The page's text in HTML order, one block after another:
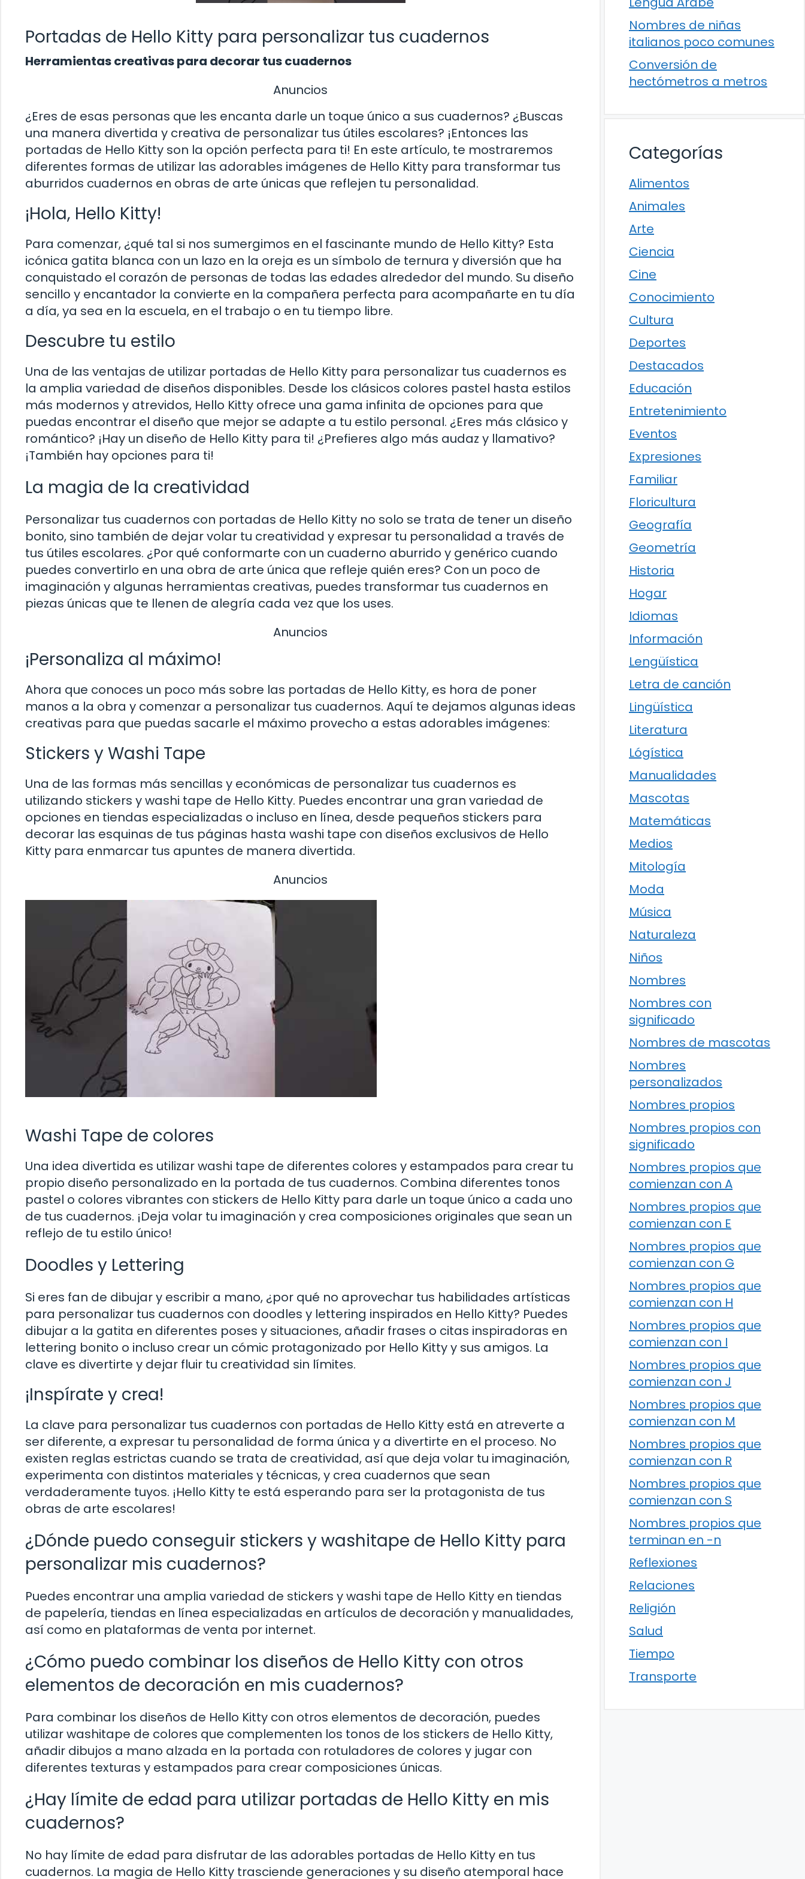
Portadas de Hello Kitty para personalizar tus cuadernos
Herramientas creativas para decorar tus cuadernos
Anuncios
¿Eres de esas personas que les encanta darle un toque único a sus cuadernos? ¿Buscas
una manera divertida y creativa de personalizar tus útiles escolares? ¡Entonces las
portadas de Hello Kitty son la opción perfecta para ti! En este artículo, te mostraremos
diferentes formas de utilizar las adorables imágenes de Hello Kitty para transformar tus
aburridos cuadernos en obras de arte únicas que reflejen tu personalidad.
¡Hola, Hello Kitty!
Para comenzar, ¿qué tal si nos sumergimos en el fascinante mundo de Hello Kitty? Esta
icónica gatita blanca con un lazo en la oreja es un símbolo de ternura y diversión que ha
conquistado el corazón de personas de todas las edades alrededor del mundo. Su diseño
sencillo y encantador la convierte en la compañera perfecta para acompañarte en tu día
a día, ya sea en la escuela, en el trabajo o en tu tiempo libre.
Descubre tu estilo
Una de las ventajas de utilizar portadas de Hello Kitty para personalizar tus cuadernos es
la amplia variedad de diseños disponibles. Desde los clásicos colores pastel hasta estilos
más modernos y atrevidos, Hello Kitty ofrece una gama infinita de opciones para que
puedas encontrar el diseño que mejor se adapte a tu estilo personal. ¿Eres más clásico y
romántico? ¡Hay un diseño de Hello Kitty para ti! ¿Prefieres algo más audaz y llamativo?
¡También hay opciones para ti!
La magia de la creatividad
Personalizar tus cuadernos con portadas de Hello Kitty no solo se trata de tener un diseño
bonito, sino también de dejar volar tu creatividad y expresar tu personalidad a través de
tus útiles escolares. ¿Por qué conformarte con un cuaderno aburrido y genérico cuando
puedes convertirlo en una obra de arte única que refleje quién eres? Con un poco de
imaginación y algunas herramientas creativas, puedes transformar tus cuadernos en
piezas únicas que te llenen de alegría cada vez que los uses.
Anuncios
¡Personaliza al máximo!
Ahora que conoces un poco más sobre las portadas de Hello Kitty, es hora de poner
manos a la obra y comenzar a personalizar tus cuadernos. Aquí te dejamos algunas ideas
creativas para que puedas sacarle el máximo provecho a estas adorables imágenes:
Stickers y Washi Tape
Una de las formas más sencillas y económicas de personalizar tus cuadernos es
utilizando stickers y washi tape de Hello Kitty. Puedes encontrar una gran variedad de
opciones en tiendas especializadas o incluso en línea, desde pequeños stickers para
decorar las esquinas de tus páginas hasta washi tape con diseños exclusivos de Hello
Kitty para enmarcar tus apuntes de manera divertida.
Anuncios
Washi Tape de colores
Una idea divertida es utilizar washi tape de diferentes colores y estampados para crear tu
propio diseño personalizado en la portada de tus cuadernos. Combina diferentes tonos
pastel o colores vibrantes con stickers de Hello Kitty para darle un toque único a cada uno
de tus cuadernos. ¡Deja volar tu imaginación y crea composiciones originales que sean un
reflejo de tu estilo único!
Doodles y Lettering
Si eres fan de dibujar y escribir a mano, ¿por qué no aprovechar tus habilidades artísticas
para personalizar tus cuadernos con doodles y lettering inspirados en Hello Kitty? Puedes
dibujar a la gatita en diferentes poses y situaciones, añadir frases o citas inspiradoras en
lettering bonito o incluso crear un cómic protagonizado por Hello Kitty y sus amigos. La
clave es divertirte y dejar fluir tu creatividad sin límites.
¡Inspírate y crea!
La clave para personalizar tus cuadernos con portadas de Hello Kitty está en atreverte a
ser diferente, a expresar tu personalidad de forma única y a divertirte en el proceso. No
existen reglas estrictas cuando se trata de creatividad, así que deja volar tu imaginación,
experimenta con distintos materiales y técnicas, y crea cuadernos que sean
verdaderamente tuyos. ¡Hello Kitty te está esperando para ser la protagonista de tus
obras de arte escolares!
¿Dónde puedo conseguir stickers y washitape de Hello Kitty para
personalizar mis cuadernos?
Puedes encontrar una amplia variedad de stickers y washi tape de Hello Kitty en tiendas
de papelería, tiendas en línea especializadas en artículos de decoración y manualidades,
así como en plataformas de venta por internet.
¿Cómo puedo combinar los diseños de Hello Kitty con otros
elementos de decoración en mis cuadernos?
Para combinar los diseños de Hello Kitty con otros elementos de decoración, puedes
utilizar washitape de colores que complementen los tonos de los stickers de Hello Kitty,
añadir dibujos a mano alzada en la portada con rotuladores de colores y jugar con
diferentes texturas y estampados para crear composiciones únicas.
¿Hay límite de edad para utilizar portadas de Hello Kitty en mis
cuadernos?
No hay límite de edad para disfrutar de las adorables portadas de Hello Kitty en tus
cuadernos. La magia de Hello Kitty trasciende generaciones y su diseño atemporal hace
Nombres de niñas
italianos poco comunes
Conversión de
hectómetros a metros
Categorías
Alimentos
Animales
Arte
Ciencia
Cine
Conocimiento
Cultura
Deportes
Destacados
Educación
Entretenimiento
Eventos
Expresiones
Familiar
Floricultura
Geografía
Geometría
Historia
Hogar
Idiomas
Información
Lengüística
Letra de canción
Lingüística
Literatura
Lógística
Manualidades
Mascotas
Matemáticas
Medios
Mitología
Moda
Música
Naturaleza
Niños
Nombres
Nombres con
significado
Nombres de mascotas
Nombres
personalizados
Nombres propios
Nombres propios con
significado
Nombres propios que
comienzan con A
Nombres propios que
comienzan con E
Nombres propios que
comienzan con G
Nombres propios que
comienzan con H
Nombres propios que
comienzan con I
Nombres propios que
comienzan con J
Nombres propios que
comienzan con M
Nombres propios que
comienzan con R
Nombres propios que
comienzan con S
Nombres propios que
terminan en -n
Reflexiones
Relaciones
Religión
Salud
Tiempo
Transporte